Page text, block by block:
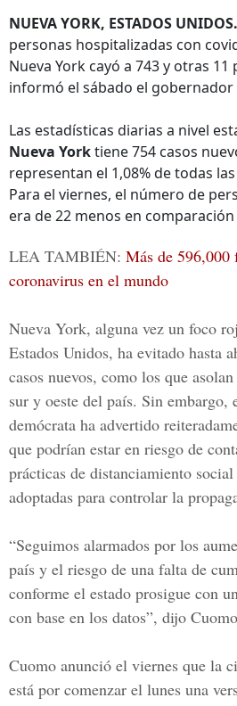
NUEVA YORK, ESTADOS
personas hospitalizadas con
Nueva York cayó a 743 y otras
informó el sábado el gobernador
Las estadísticas diarias a nivel
Nueva Yorktiene 754 casos
representan el 1,08% de todas
Para el viernes, el número de
era de 22 menos en
LEA TAMBIÉN: Más de
coronavirus en el mundo
Nueva York, alguna vez un foco
Estados Unidos, ha evitado hasta
casos nuevos, como los que
sur y oeste del país. Sin embargo,
demócrata ha advertido
que podrían estar en riesgo de
prácticas de distanciamiento
adoptadas para controlar la
“Seguimos alarmados por los
país y el riesgo de una falta de
conforme el estado prosigue con
con base en los datos”, dijo
Cuomo anunció el viernes que la
está por comenzar el lunes una